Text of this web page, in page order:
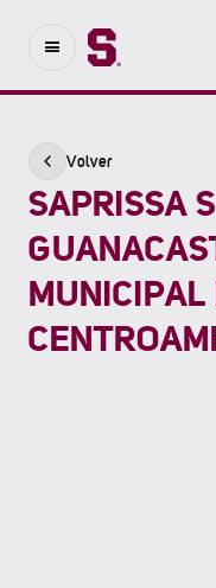
Volver
SAPRISSA
MUNICIPAL